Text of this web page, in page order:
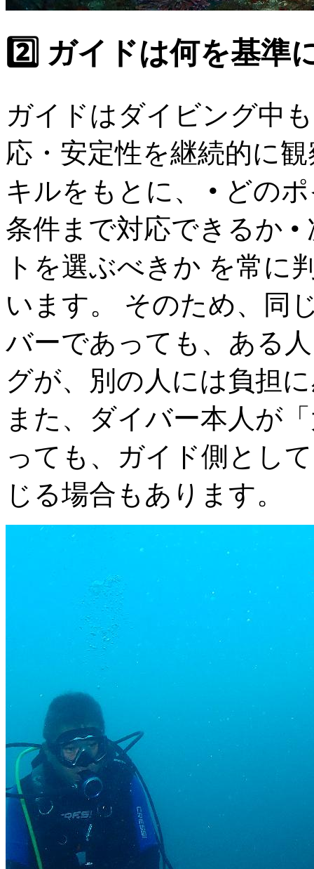
2️⃣ ガイドは何を基準
ガイドはダイビング中
応・安定性を継続的に
キルをもとに、 • どの
条件まで対応できるか
トを選ぶべきか を常に
います。 そのため、同
バーであっても、ある
グが、別の人には負担
また、ダイバー本人が
っても、ガイド側とし
じる場合もあります。